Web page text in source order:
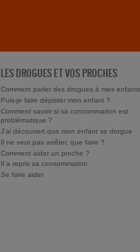
LES DROGUES ET VOS PROCHES
Comment parler des drogues à mes
Puis-je faire dépister mon enfant ?
Comment savoir si sa consommation est
problématique ?
J'ai découvert que mon enfant se drogue
Il ne veut pas arrêter, que faire ?
Comment aider un proche ?
Il a repris sa consommation
Se faire aider